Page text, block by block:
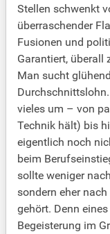
Stellen schwenkt
überraschender
Fusionen und
Garantiert, überall
Man sucht
vieles um – von
Technik hält) bis
eigentlich noch
beim
sollte weniger
sondern eher
gehört. Denn
Begeisterung im